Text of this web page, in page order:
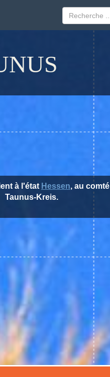
à l'état Hessen, au comté
Taunus-Kreis.